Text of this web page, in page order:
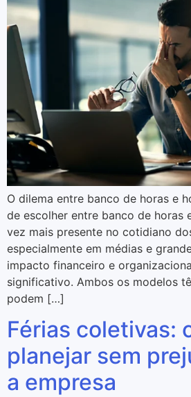
O dilema entre banco de horas e
de escolher entre banco de horas
vez mais presente no cotidiano
especialmente em médias e
impacto financeiro e
significativo. Ambos os modelos
podem […]
Férias coletivas:
planejar sem
a empresa